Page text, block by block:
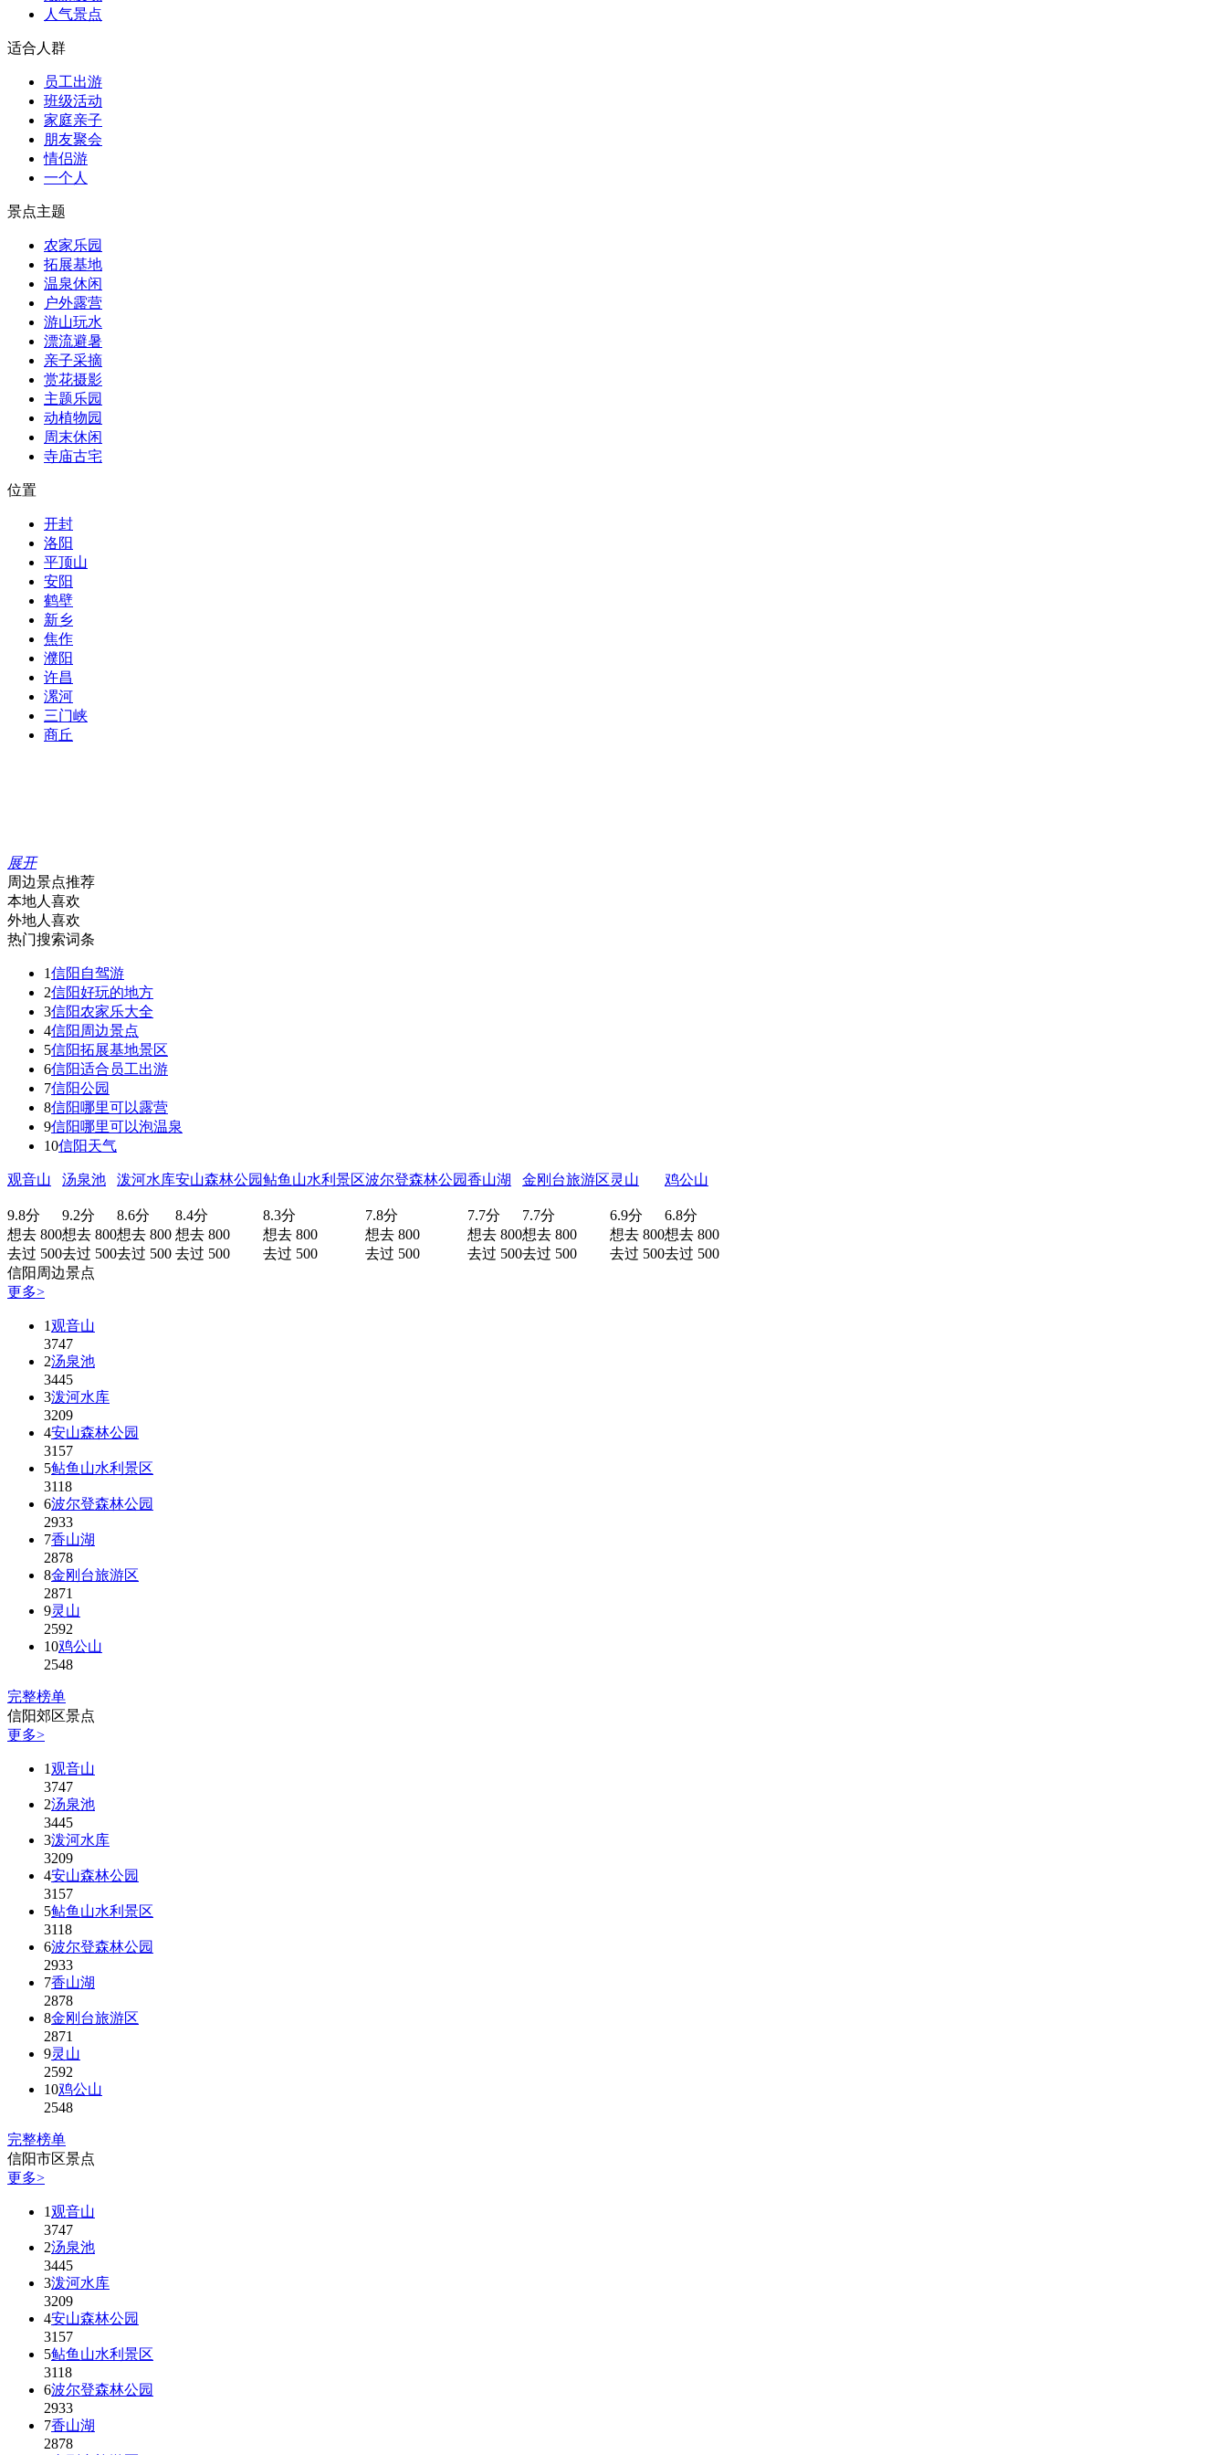
人气景点
适合人群
员工出游
班级活动
家庭亲子
朋友聚会
情侣游
一个人
景点主题
农家乐园
拓展基地
温泉休闲
户外露营
游山玩水
漂流避暑
亲子采摘
赏花摄影
主题乐园
动植物园
周末休闲
寺庙古宅
位置
开封
洛阳
平顶山
安阳
鹤壁
新乡
焦作
濮阳
许昌
漯河
三门峡
商丘
展开
周边景点推荐
本地人喜欢
外地人喜欢
热门搜索词条
1信阳自驾游
2信阳好玩的地方
3信阳农家乐大全
4信阳周边景点
5信阳拓展基地景区
6信阳适合员工出游
7信阳公园
8信阳哪里可以露营
9信阳哪里可以泡温泉
10信阳天气
观音山
9.8分
想去 800
去过 500
汤泉池
9.2分
想去 800
去过 500
泼河水库
8.6分
想去 800
去过 500
安山森林公园
8.4分
想去 800
去过 500
鲇鱼山水利景区
8.3分
想去 800
去过 500
波尔登森林公园
7.8分
想去 800
去过 500
香山湖
7.7分
想去 800
去过 500
金刚台旅游区
7.7分
想去 800
去过 500
灵山
6.9分
想去 800
去过 500
鸡公山
6.8分
想去 800
去过 500
信阳周边景点
更多>
1观音山
3747
2汤泉池
3445
3泼河水库
3209
4安山森林公园
3157
5鲇鱼山水利景区
3118
6波尔登森林公园
2933
7香山湖
2878
8金刚台旅游区
2871
9灵山
2592
10鸡公山
2548
完整榜单
信阳郊区景点
更多>
1观音山
3747
2汤泉池
3445
3泼河水库
3209
4安山森林公园
3157
5鲇鱼山水利景区
3118
6波尔登森林公园
2933
7香山湖
2878
8金刚台旅游区
2871
9灵山
2592
10鸡公山
2548
完整榜单
信阳市区景点
更多>
1观音山
3747
2汤泉池
3445
3泼河水库
3209
4安山森林公园
3157
5鲇鱼山水利景区
3118
6波尔登森林公园
2933
7香山湖
2878